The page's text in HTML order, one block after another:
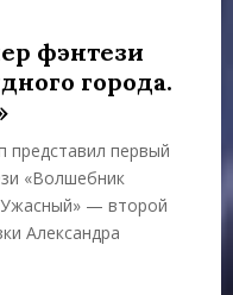
фэнтези
города.
представил первый
«Волшебник
Ужасный» — второй
Александра